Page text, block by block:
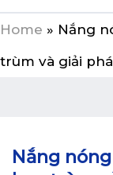
Home » Nắng
trùm và giải
Nắng